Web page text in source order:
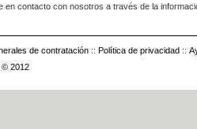
en contacto con nosotros a través de la
de contratación :: Política de privacidad ::
© 2012